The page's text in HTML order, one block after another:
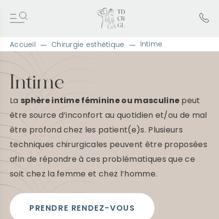
Accueil Chirurgie esthétique Intime
l
i
c
t
e
n
Intime
La sphère intime féminine ou masculine peut
être source d’inconfort au quotidien et/ou de mal
être profond chez les patient(e)s. Plusieurs
techniques chirurgicales peuvent être proposées
afin de répondre à ces problématiques que ce
soit chez la femme et chez l’homme.
PRENDRE RENDEZ-VOUS